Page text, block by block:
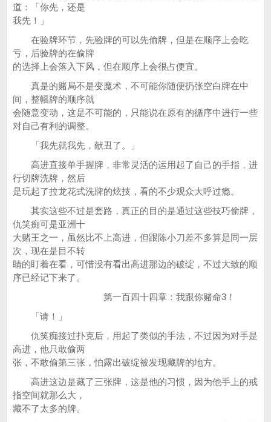
道：「你先，还是
我先！」
在验牌环节，先验牌的可以先偷牌，但是在顺序上会吃
亏，后验牌的在偷牌
的选择上会落入下风，但在顺序上会很占便宜。
真是的赌局不是变魔术，不可能你随便扔张空白牌在中
间，整幅牌的顺序就
会随意变动，这是不可能的，只能说在原有的循序中进行一些
对自己有利的调整。
「我先就我先，献丑了。」
高进直接单手握牌，非常灵活的运用起了自己的手指，进
行切牌洗牌，然后
是玩起了拉龙花式洗牌的炫技，看的不少观众大呼过瘾。
其实这些不过是套路，真正的目的是通过这些技巧偷牌，
仇笑痴可是亚洲十
大赌王之一，虽然比不上高进，但跟陈小刀差不多算是同一层
次，现在是目不转
睛的盯着在看，可惜没有看出高进那边的破绽，不过大致的顺
序已经记下来了。
第一百四十四章：我跟你赌命3！
「请！」
仇笑痴接过扑克后，用起了类似的手法，不过因为对手是
高进，他只敢偷两
张，不敢偷第三张，怕露出破绽被发现藏牌的地方。
高进这边是藏了三张牌，这是他的习惯，因为他手上的戒
指空间就那么大，
藏不了太多的牌。